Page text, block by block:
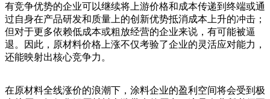
有竞争优势的企业可以继续将上游价格和成本传递到终端或通
过自身在产品研发和质量上的创新优势抵消成本上升的冲击；
但对于更多依赖低成本或粗放经营的企业来说，有可能被逼
退。因此，原材料价格上涨不仅考验了企业的灵活应对能力，
还能映射出核心竞争力。
在原材料全线涨价的浪潮下，涂料企业的盈利空间将会受到极